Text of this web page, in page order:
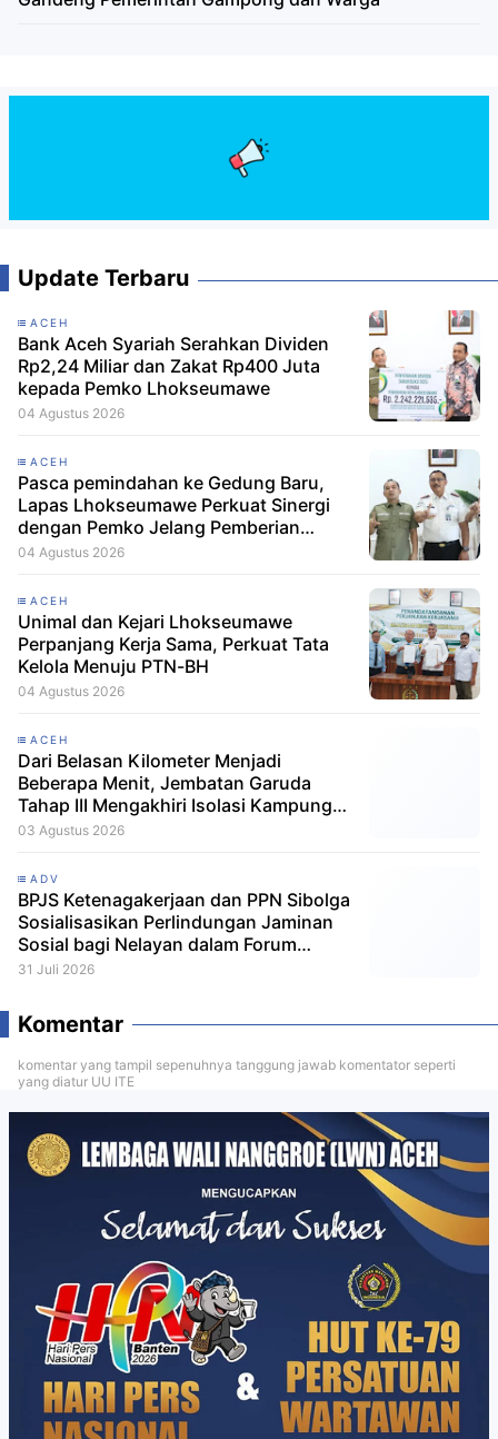
Update Terbaru
ACEH
Bank Aceh Syariah Serahkan Dividen
Rp2,24 Miliar dan Zakat Rp400 Juta
kepada Pemko Lhokseumawe
04 Agustus 2026
ACEH
Pasca pemindahan ke Gedung Baru,
Lapas Lhokseumawe Perkuat Sinergi
dengan Pemko Jelang Pemberian
Remisi HUT RI
04 Agustus 2026
ACEH
Unimal dan Kejari Lhokseumawe
Perpanjang Kerja Sama, Perkuat Tata
Kelola Menuju PTN-BH
04 Agustus 2026
ACEH
Dari Belasan Kilometer Menjadi
Beberapa Menit, Jembatan Garuda
Tahap III Mengakhiri Isolasi Kampung
Tempel
03 Agustus 2026
ADV
BPJS Ketenagakerjaan dan PPN Sibolga
Sosialisasikan Perlindungan Jaminan
Sosial bagi Nelayan dalam Forum
Konsultasi Publik
31 Juli 2026
Komentar
komentar yang tampil sepenuhnya tanggung jawab komentator seperti
yang diatur UU ITE